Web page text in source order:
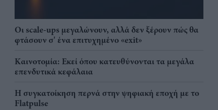
Οι scale-ups μεγαλώνουν, αλλά δεν ξέρουν πώς θα
φτάσουν σ' ένα επιτυχημένο «exit»
Καινοτομία: Εκεί όπου κατευθύνονται τα μεγάλα
επενδυτικά κεφάλαια
Η συγκατοίκηση περνά στην ψηφιακή εποχή με το
Flatpulse